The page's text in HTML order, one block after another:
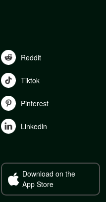
Reddit
Tiktok
Pinterest
Linkedln
Download on the
App Store